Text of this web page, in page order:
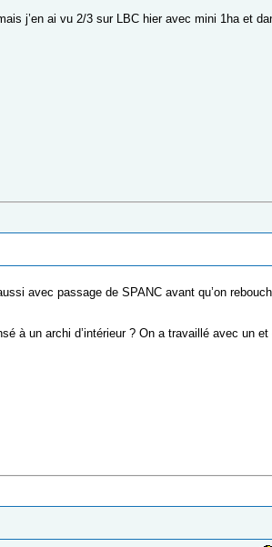
j’en ai vu 2/3 sur LBC hier avec mini 1ha et
avec passage de SPANC avant qu’on
à un archi d’intérieur ? On a travaillé avec un